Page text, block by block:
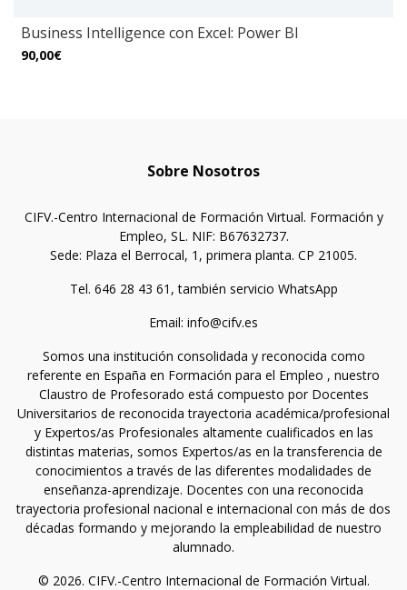
Business Intelligence con Excel: Power BI
90,00€
Sobre Nosotros
CIFV.-Centro Internacional de Formación Virtual. Formación y
Empleo, SL. NIF: B67632737.
Sede: Plaza el Berrocal, 1, primera planta. CP 21005.
Tel. 646 28 43 61, también servicio WhatsApp
Email: info@cifv.es
Somos una institución consolidada y reconocida como
referente en España en Formación para el Empleo , nuestro
Claustro de Profesorado está compuesto por Docentes
Universitarios de reconocida trayectoria académica/profesional
y Expertos/as Profesionales altamente cualificados en las
distintas materias, somos Expertos/as en la transferencia de
conocimientos a través de las diferentes modalidades de
enseñanza-aprendizaje. Docentes con una reconocida
trayectoria profesional nacional e internacional con más de dos
décadas formando y mejorando la empleabilidad de nuestro
alumnado.
© 2026. CIFV.-Centro Internacional de Formación Virtual.